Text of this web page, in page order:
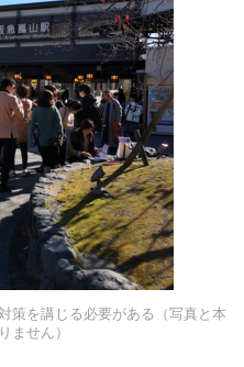
策を講じる必要がある（写真と本
ません）